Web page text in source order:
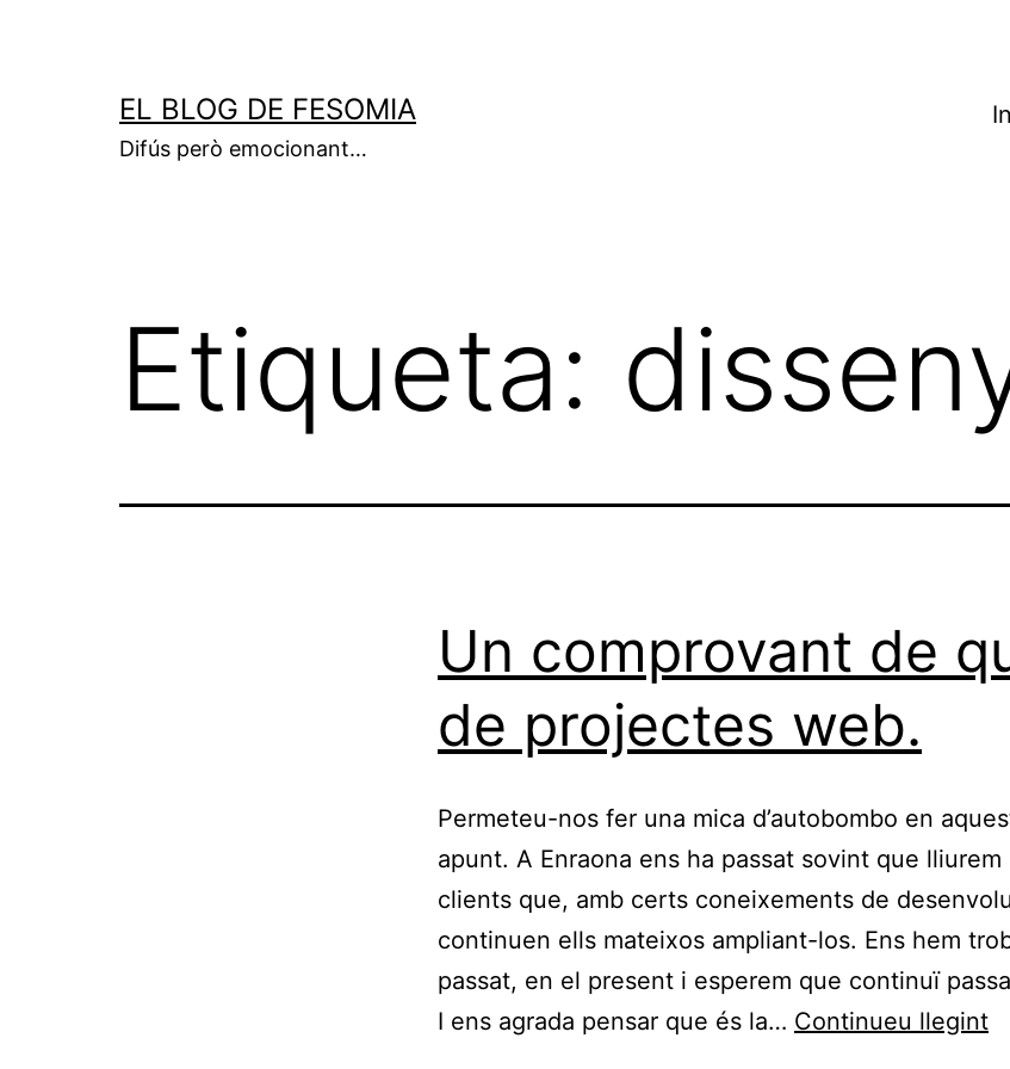
EL BLOG DE FESOMIA
Difús però emocionant…
Etiqueta:
Un comprovant de
de projectes web.
Permeteu-nos fer una mica d’autobombo en
apunt. A Enraona ens ha passat sovint que
clients que, amb certs coneixements de
continuen ells mateixos ampliant-los. Ens hem
passat, en el present i esperem que continuï
I ens agrada pensar que és la… Continueu llegintUn